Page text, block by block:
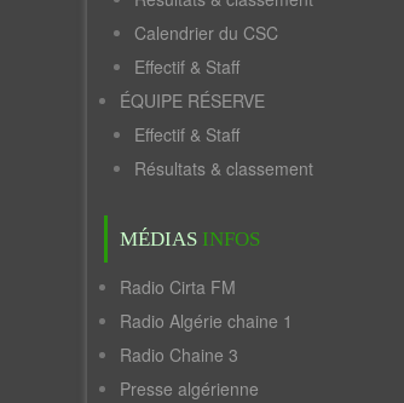
Calendrier du CSC
Effectif & Staff
ÉQUIPE RÉSERVE
Effectif & Staff
Résultats & classement
MÉDIAS INFOS
Radio Cirta FM
Radio Algérie chaine 1
Radio Chaine 3
Presse algérienne